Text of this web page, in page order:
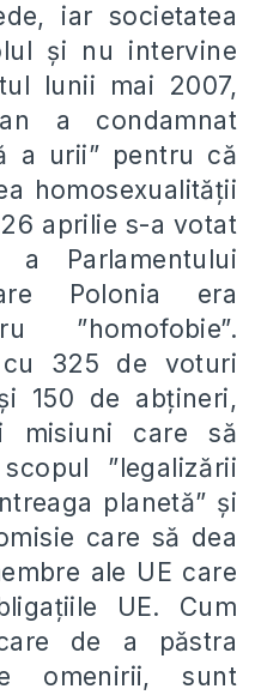
iar societatea
și nu intervine
lunii mai 2007,
a condamnat
a urii” pentru că
homosexualității
aprilie s-a votat
Parlamentului
Polonia era
”homofobie”.
cu 325 de voturi
150 de abțineri,
misiuni care să
”legalizării
planetă” și
care să dea
ale UE care
UE. Cum
de a păstra
omenirii, sunt